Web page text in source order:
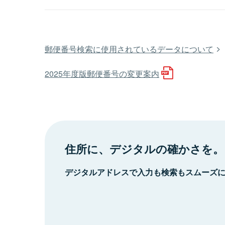
郵便番号検索に使用されているデータについて
2025年度版郵便番号の変更案内
住所に、デジタルの確かさを。
デジタルアドレスで入力も検索もスムーズ